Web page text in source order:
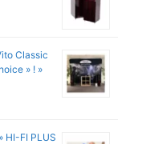
Classic
» ! »
HI-FI PLUS